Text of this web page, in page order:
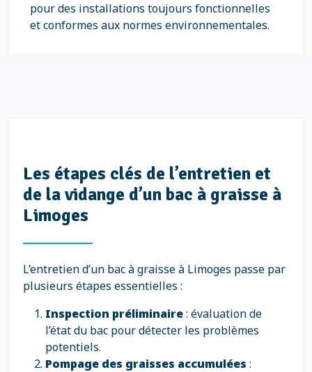
pour des installations toujours fonctionnelles
et conformes aux normes environnementales.
Les étapes clés de l’entretien et
de la vidange d’un bac à graisse à
Limoges
L’entretien d’un bac à graisse à Limoges passe par
plusieurs étapes essentielles :
Inspection préliminaire: évaluation de
l’état du bac pour détecter les problèmes
potentiels.
Pompage des graisses accumulées :